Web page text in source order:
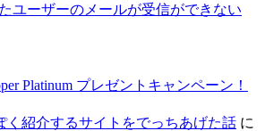
ユーザーのメールが受信ができない
Platinum プレゼントキャンペーン！
く紹介するサイトをでっちあげた話 に